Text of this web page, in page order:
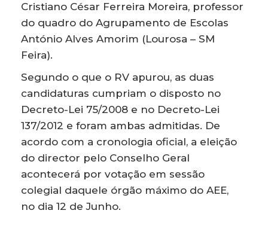
Cristiano César Ferreira Moreira, professor
do quadro do Agrupamento de Escolas
António Alves Amorim (Lourosa – SM
Feira).
Segundo o que o RV apurou, as duas
candidaturas cumpriam o disposto no
Decreto-Lei 75/2008 e no Decreto-Lei
137/2012 e foram ambas admitidas. De
acordo com a cronologia oficial, a eleição
do director pelo Conselho Geral
acontecerá por votação em sessão
colegial daquele órgão máximo do AEE,
no dia 12 de Junho.